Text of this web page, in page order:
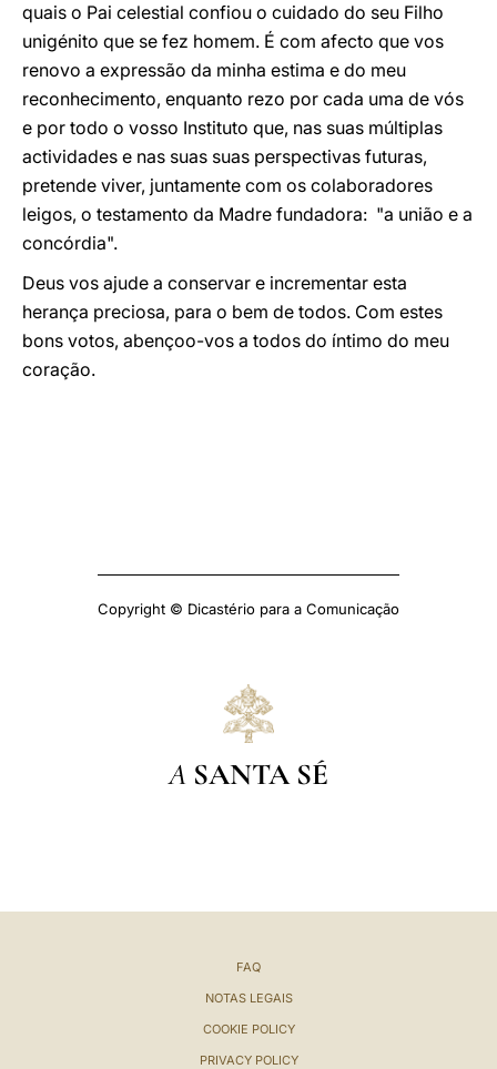
quais o Pai celestial confiou o cuidado do seu Filho
unigénito que se fez homem. É com afecto que vos
renovo a expressão da minha estima e do meu
reconhecimento, enquanto rezo por cada uma de vós
e por todo o vosso Instituto que, nas suas múltiplas
actividades e nas suas suas perspectivas futuras,
pretende viver, juntamente com os colaboradores
leigos, o testamento da Madre fundadora: "a união e a
concórdia".
Deus vos ajude a conservar e incrementar esta
herança preciosa, para o bem de todos. Com estes
bons votos, abençoo-vos a todos do íntimo do meu
coração.
Copyright © Dicastério para a Comunicação
A SANTA SÉ
FAQ
NOTAS LEGAIS
COOKIE POLICY
PRIVACY POLICY